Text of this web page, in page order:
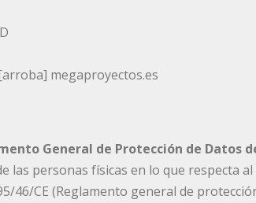
megaproyectos.es
General de Protección de Datos
las personas físicas en lo que respecta
CE (Reglamento general de